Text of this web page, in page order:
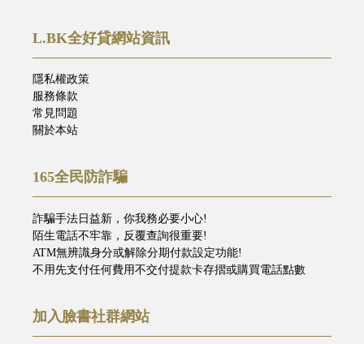
L.BK全好貸網站資訊
隱私權政策
服務條款
常見問題
關於本站
165全民防詐騙
詐騙手法日益新，你我務必要小心!
陌生電話不牢靠，反覆查詢很重要!
ATM無辨識身分或解除分期付款設定功能!
不用先支付任何費用不交付提款卡存摺或購買電話點數
加入臉書社群網站